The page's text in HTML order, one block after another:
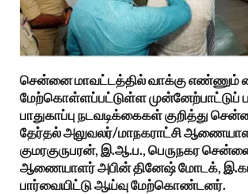
சென்னை மாவட்டத்தில் வாக்கு எண்ணும்
மேற்கொள்ளப்பட்டுள்ள முன்னேற்பாட்டுப்
பாதுகாப்பு நடவடிக்கைகள் குறித்து
தேர்தல் அலுவலர்/மாநகராட்சி
குமரகுருபரன், இ.ஆ.ப., பெருநகர
ஆணையாளர் அபின் தினேஷ் மோடக்,
பார்வையிட்டு ஆய்வு மேற்கொண்டனர்.